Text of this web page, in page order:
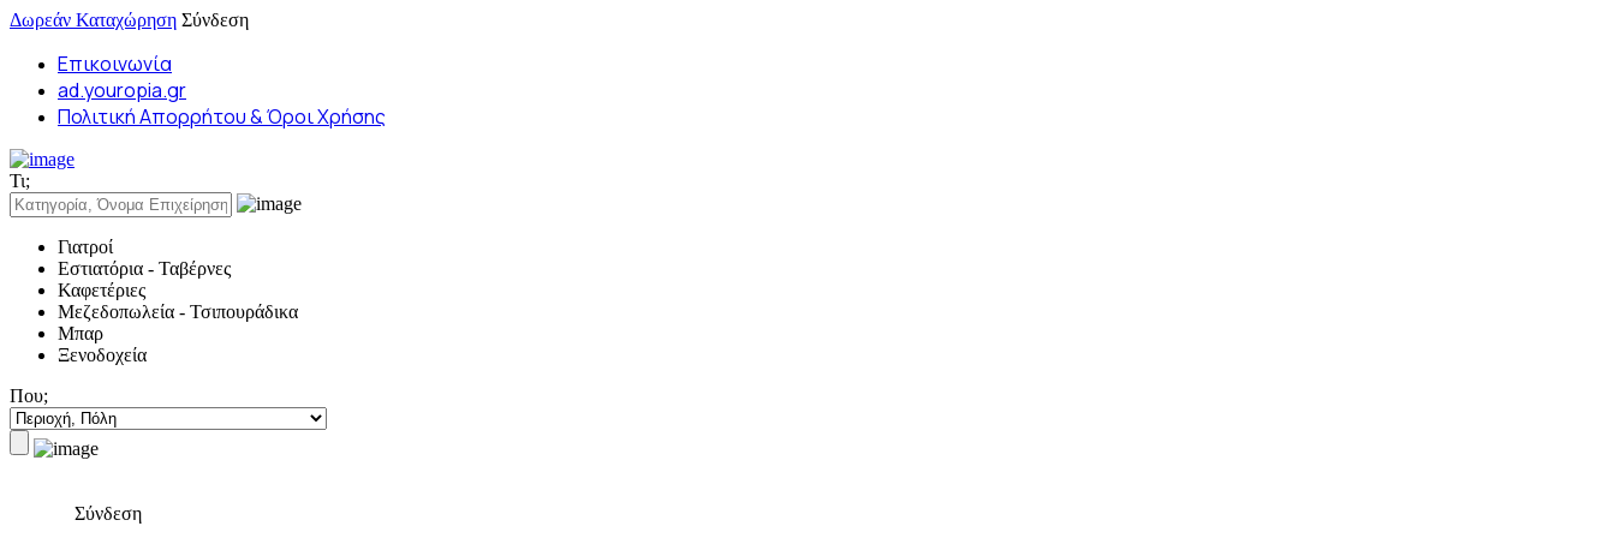
Δωρεάν Καταχώρηση Σύνδεση
Επικοινωνία
ad.youropia.gr
Πολιτική Απορρήτου & Όροι Χρήσης
Τι;
Γιατροί
Εστιατόρια - Ταβέρνες
Καφετέριες
Μεζεδοπωλεία - Τσιπουράδικα
Μπαρ
Ξενοδοχεία
Που;
Σύνδεση